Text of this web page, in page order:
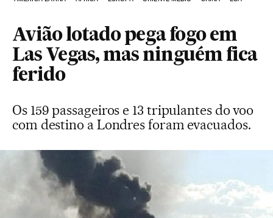
Avião lotado pega fogo em
Las Vegas, mas ninguém fica
ferido
Os 159 passageiros e 13 tripulantes do voo
com destino a Londres foram evacuados.